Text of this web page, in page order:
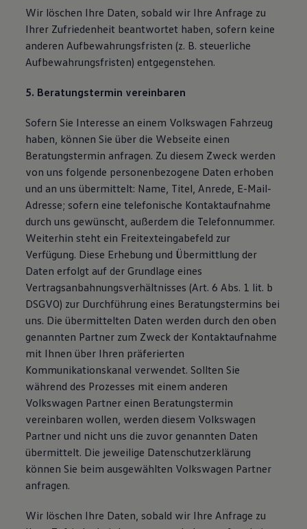
Wir löschen Ihre Daten, sobald wir Ihre Anfrage zu
Ihrer Zufriedenheit beantwortet haben, sofern keine
anderen Aufbewahrungsfristen (z. B. steuerliche
Aufbewahrungsfristen) entgegenstehen.
5. Beratungstermin vereinbaren
Sofern Sie Interesse an einem Volkswagen Fahrzeug
haben, können Sie über die Webseite einen
Beratungstermin anfragen. Zu diesem Zweck werden
von uns folgende personenbezogene Daten erhoben
und an uns übermittelt: Name, Titel, Anrede, E-Mail-
Adresse; sofern eine telefonische Kontaktaufnahme
durch uns gewünscht, außerdem die Telefonnummer.
Weiterhin steht ein Freitexteingabefeld zur
Verfügung. Diese Erhebung und Übermittlung der
Daten erfolgt auf der Grundlage eines
Vertragsanbahnungsverhältnisses (Art. 6 Abs. 1 lit. b
DSGVO) zur Durchführung eines Beratungstermins bei
uns. Die übermittelten Daten werden durch den oben
genannten Partner zum Zweck der Kontaktaufnahme
mit Ihnen über Ihren präferierten
Kommunikationskanal verwendet. Sollten Sie
während des Prozesses mit einem anderen
Volkswagen Partner einen Beratungstermin
vereinbaren wollen, werden diesem Volkswagen
Partner und nicht uns die zuvor genannten Daten
übermittelt. Die jeweilige Datenschutzerklärung
können Sie beim ausgewählten Volkswagen Partner
anfragen.
Wir löschen Ihre Daten, sobald wir Ihre Anfrage zu